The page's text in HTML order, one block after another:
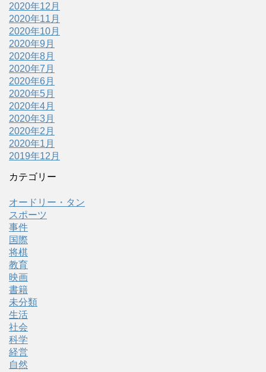
2020年12月
2020年11月
2020年10月
2020年9月
2020年8月
2020年7月
2020年6月
2020年5月
2020年4月
2020年3月
2020年2月
2020年1月
2019年12月
カテゴリー
オードリー・タン
スポーツ
事件
国際
将棋
教育
映画
書籍
未分類
生活
社会
科学
経営
自然